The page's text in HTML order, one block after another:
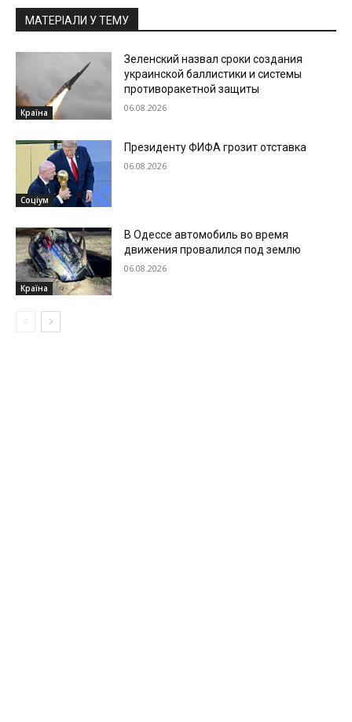
МАТЕРІАЛИ У ТЕМУ
Країна
Зеленский назвал сроки создания
украинской баллистики и системы
противоракетной защиты
06.08.2026
Соціум
Президенту ФИФА грозит отставка
06.08.2026
Країна
В Одессе автомобиль во время
движения провалился под землю
06.08.2026